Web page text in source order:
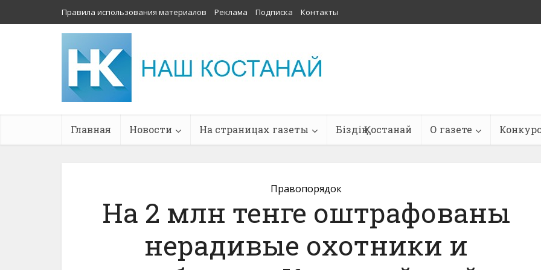
Правила использования материалов Реклама Подписка Контакты
Главная Новости На страницах газеты Біздің Қостанай О газете
Правопорядок
На 2 млн тенге оштрафованы
нерадивые охотники и